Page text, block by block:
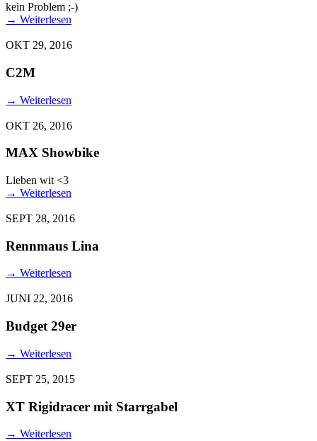
kein Problem ;-)
→ Weiterlesen
OKT 29, 2016
C2M
→ Weiterlesen
OKT 26, 2016
MAX Showbike
Lieben wit <3
→ Weiterlesen
SEPT 28, 2016
Rennmaus Lina
→ Weiterlesen
JUNI 22, 2016
Budget 29er
→ Weiterlesen
SEPT 25, 2015
XT Rigidracer mit Starrgabel
→ Weiterlesen